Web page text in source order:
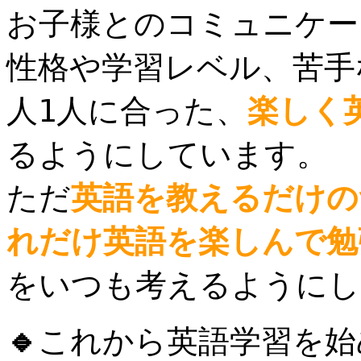
お子様とのコミュニケ
性格や学習レベル、苦
人 1人に合った、 楽しく
るようにしています。
ただ英語を教えるだけ
れだけ英語を楽しんで
をいつも考えるように
🔹 これから英語学習を